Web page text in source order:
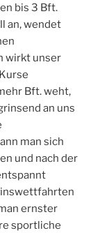
bis 3 Bft.
an, wendet
wirkt unser
Bft. weht,
an uns
man sich
und nach der
ernster
sportliche